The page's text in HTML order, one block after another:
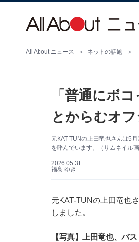
All About ニュース ネットの話題
「普通にボ
とからむオ
元KAT-TUNの上田竜也さんは5
を呼んでいます。（サムネイル
2026.05.31
福島 ゆき
元KAT-TUNの上田竜也
しました。
【写真】上田竜也、バ